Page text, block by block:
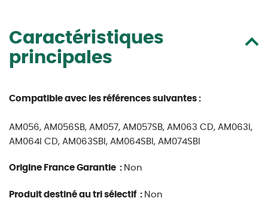
Caractéristiques
principales
Compatible avec les références suivantes :
AM056, AM056SB, AM057, AM057SB, AM063 CD, AM063I,
AM064I CD, AM063SBI, AM064SBI, AM074SBI
Origine France Garantie : Non
Produit destiné au tri sélectif : Non